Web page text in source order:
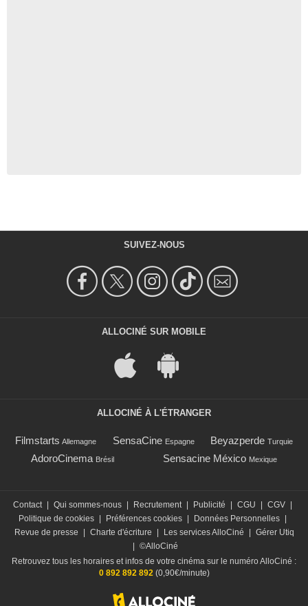
SUIVEZ-NOUS
ALLOCINÉ SUR MOBILE
ALLOCINÉ À L'ÉTRANGER
Filmstarts Allemagne SensaCine Espagne Beyazperde Turquie
AdoroCinema Brésil Sensacine México Mexique
Contact Qui sommes-nous Recrutement Publicité CGU CGV
Politique de cookies
Préférences cookies Données Personnelles
Revue de presse
Charte d'écriture Les services AlloCiné
Gérer Utiq
©AlloCiné
Retrouvez tous les horaires et infos de votre cinéma sur le numéro AlloCiné :
0 892 892 892(0,90€/minute)